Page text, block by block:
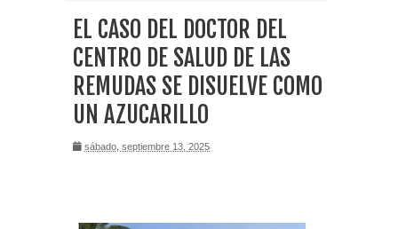
REMUDAS SE DISUELVE COMO UN
AZUCARILLO
EL CASO DEL DOCTOR DEL
CENTRO DE SALUD DE LAS
REMUDAS SE DISUELVE COMO
UN AZUCARILLO
sábado, septiembre 13, 2025